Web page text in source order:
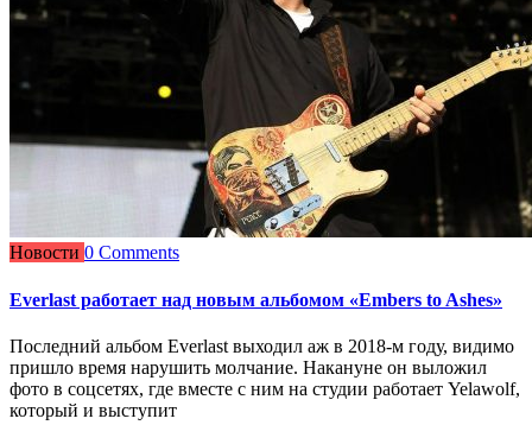
Новости 0 Comments
Everlast работает над новым альбомом «Embers to Ashes»
Последний альбом Everlast выходил аж в 2018-м году, видимо
пришло время нарушить молчание. Накануне он выложил
фото в соцсетях, где вместе с ним на студии работает Yelawolf,
который и выступит